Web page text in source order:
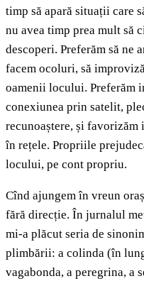
timp să apară situații care
nu avea timp prea mult să
descoperi. Preferăm să ne
facem ocoluri, să
oamenii locului. Preferăm
conexiunea prin satelit,
recunoaștere, și favorizăm
în rețele. Propriile
locului, pe cont propriu.
Cînd ajungem în vreun
fără direcție. În jurnalul
mi-a plăcut seria de
plimbării: a colinda (în
vagabonda, a peregrina, a